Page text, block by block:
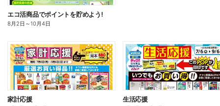
エコ活商品でポイントを貯めよう!
8月2日 ～10月4日
家計応援 生活応援